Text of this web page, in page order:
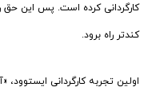
کارگردانی کرده است. پس این
کندتر راه برود.